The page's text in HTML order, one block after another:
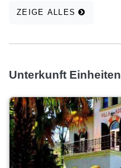
ZEIGE ALLES
Unterkunft Einheiten